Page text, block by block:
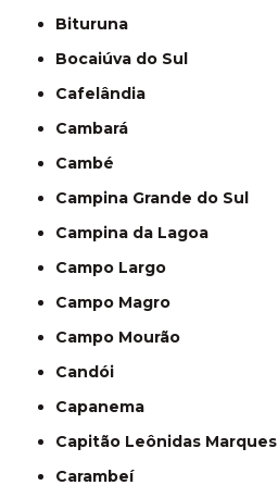
Bituruna
Bocaiúva do Sul
Cafelândia
Cambará
Cambé
Campina Grande do Sul
Campina da Lagoa
Campo Largo
Campo Magro
Campo Mourão
Candói
Capanema
Capitão Leônidas Marques
Carambeí